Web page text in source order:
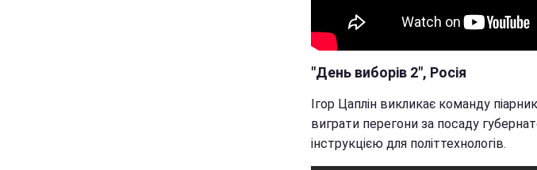
"День виборів 2", Росія
Ігор Цаплін викликає команду
виграти перегони за посаду
інструкцією для політтехнологів.